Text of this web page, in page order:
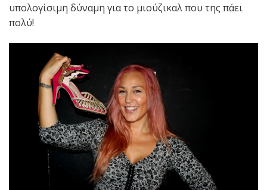
υπολογίσιμη δύναμη για το μιούζικαλ που της πάει
πολύ!